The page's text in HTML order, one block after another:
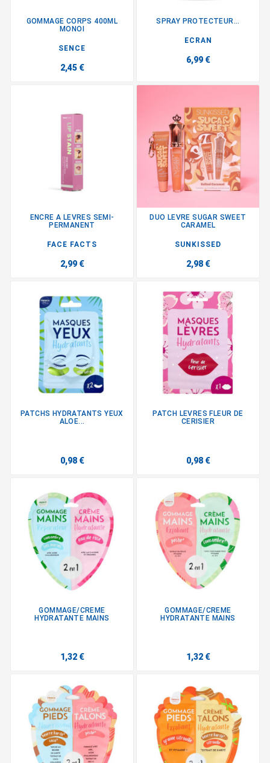
GOMMAGE CORPS 400ML
MONOI
SENCE
2,45 €
SPRAY PROTECTEUR...
ECRAN
6,99 €
ENCRE A LEVRES SEMI-
PERMANENT
FACE FACTS
2,99 €
DUO LEVRE SUGAR SWEET
CARAMEL
SUNKISSED
2,98 €
PATCHS HYDRATANTS YEUX
ALOE...
0,98 €
PATCH LEVRES FLEUR DE
CERISIER
0,98 €
GOMMAGE/CREME
HYDRATANTE MAINS
1,32 €
GOMMAGE/CREME
HYDRATANTE MAINS
1,32 €